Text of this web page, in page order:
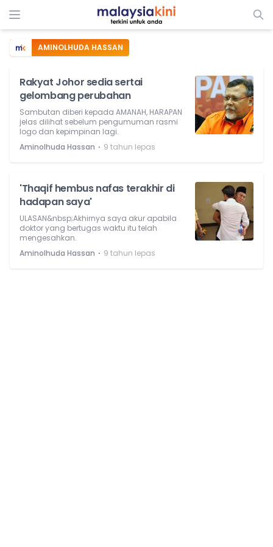
AMINOLHUDA HASSAN
Rakyat Johor sedia sertai
gelombang perubahan
Sambutan diberi kepada AMANAH, HARAPAN
jelas dilihat sebelum pengumuman rasmi
logo dan kepimpinan lagi.
Aminolhuda Hassan ⋅ 9 tahun lepas
'Thaqif hembus nafas terakhir di
hadapan saya'
ULASAN&nbsp;Akhirnya saya akur apabila
doktor yang bertugas waktu itu telah
mengesahkan.
Aminolhuda Hassan ⋅ 9 tahun lepas